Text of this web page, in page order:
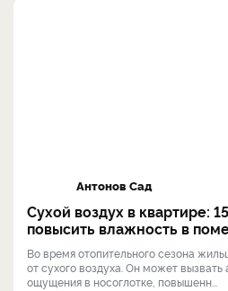
Антонов Сад
Сухой воздух в квартире:
повысить влажность в
Во время отопительного сезона
от сухого воздуха. Он может
ощущения в носоглотке, повышенн...